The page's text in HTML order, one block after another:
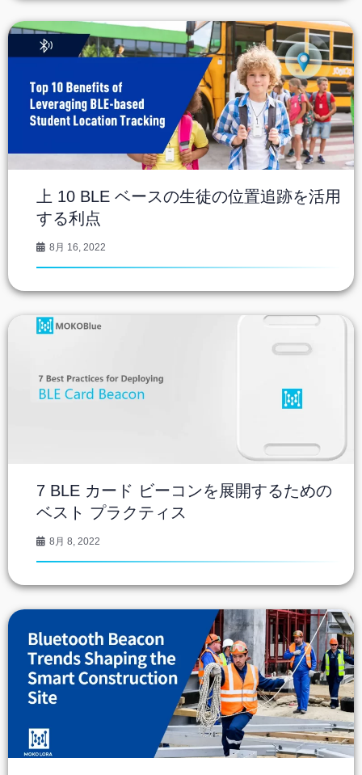
上 10 BLE ベースの生徒の位置追跡を活用
する利点
8月 16, 2022
7 BLE カード ビーコンを展開するための
ベスト プラクティス
8月 8, 2022